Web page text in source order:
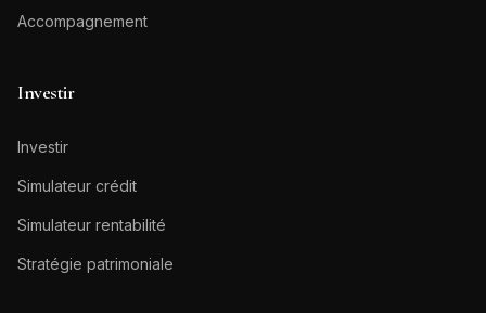
Accompagnement
Investir
Investir
Simulateur crédit
Simulateur rentabilité
Stratégie patrimoniale